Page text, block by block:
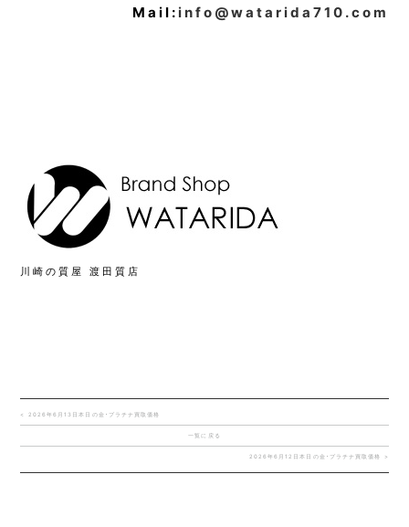
Mail: info@watarida710.com
川崎の質屋 渡田質店
< 2026年6月13日本日の金･プラチナ買取価格
一覧に戻る
2026年6月12日本日の金･プラチナ買取価格 >